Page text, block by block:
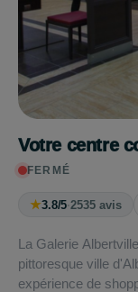
Votre centre
FERMÉ
★3.8/5·2535 avis
La Galerie
pittoresque ville
expérience de